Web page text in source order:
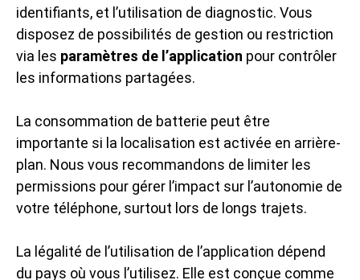
identifiants, et l’utilisation de diagnostic. Vous
disposez de possibilités de gestion ou restriction
via les paramètres de l’application pour contrôler
les informations partagées.
La consommation de batterie peut être
importante si la localisation est activée en arrière-
plan. Nous vous recommandons de limiter les
permissions pour gérer l’impact sur l’autonomie de
votre téléphone, surtout lors de longs trajets.
La légalité de l’utilisation de l’application dépend
du pays où vous l’utilisez. Elle est conçue comme